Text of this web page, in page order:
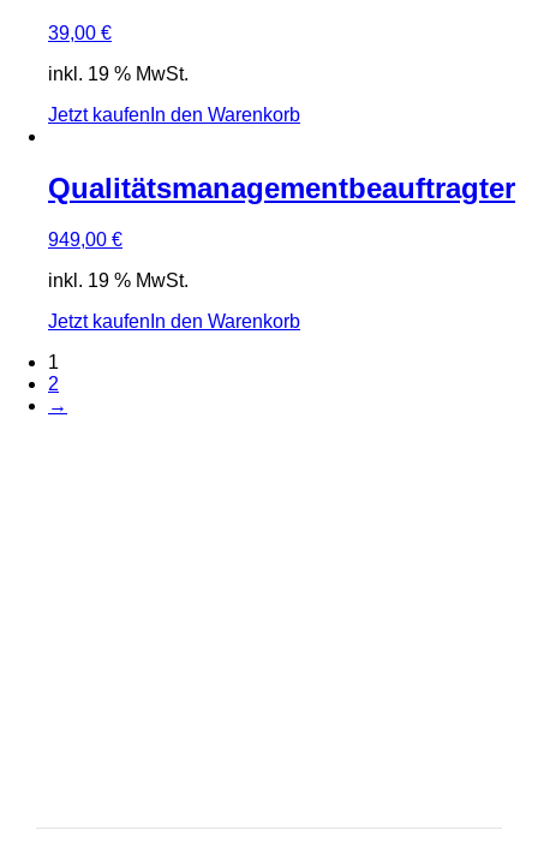
39,00 €
inkl. 19 % MwSt.
Jetzt kaufen In den Warenkorb
Qualitätsmanagementbeauftragter
949,00 €
inkl. 19 % MwSt.
Jetzt kaufen In den Warenkorb
1
2
→